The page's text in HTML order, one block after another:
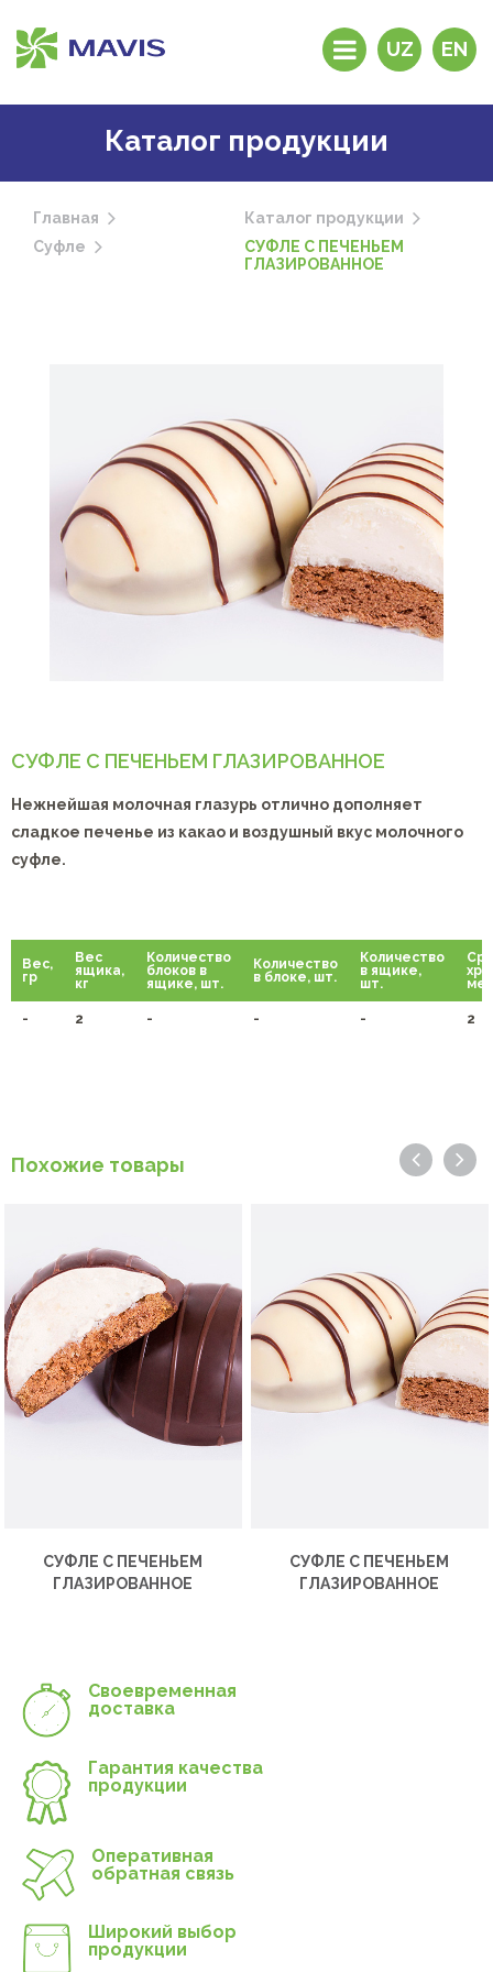
История компании
Продукция
Дистрибьюторы и
магазины
UZ EN
Каталог продукции
Главная
Каталог продукции
Суфле
СУФЛЕ С ПЕЧЕНЬЕМ
ГЛАЗИРОВАННОЕ
СУФЛЕ С ПЕЧЕНЬЕМ ГЛАЗИРОВАННОЕ
Нежнейшая молочная глазурь отлично дополняет
сладкое печенье из какао и воздушный вкус молочного
суфле.
Вес,
гр
Вес
ящика,
кг
Количество
блоков в
ящике, шт.
Количество
в блоке, шт.
Количество
в ящике,
шт.
- 2 - - - 2
Похожие товары
СУФЛЕ С ПЕЧЕНЬЕМ
ГЛАЗИРОВАННОЕ
СУФЛЕ С ПЕЧЕНЬЕМ
ГЛАЗИРОВАННОЕ
Своевременная
доставка
Гарантия качества
продукции
Оперативная
обратная связь
Широкий выбор
продукции